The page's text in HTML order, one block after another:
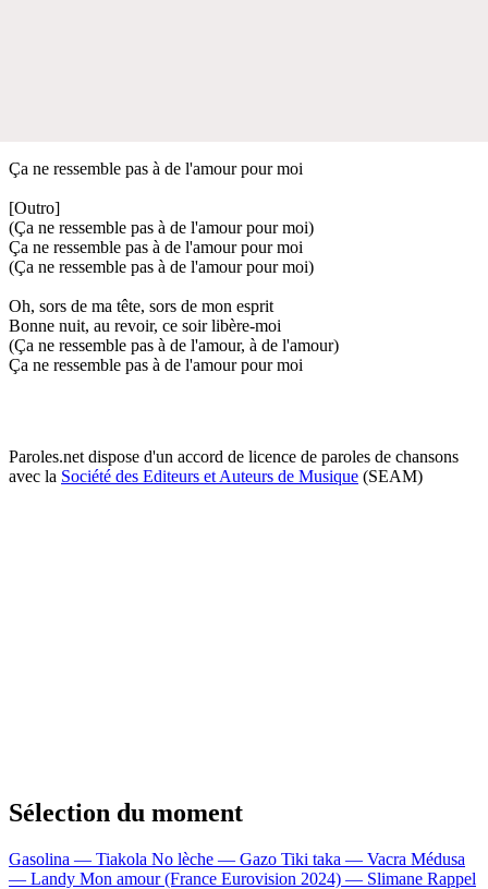
Ça ne ressemble pas à de l'amour pour moi
[Outro]
(Ça ne ressemble pas à de l'amour pour moi)
Ça ne ressemble pas à de l'amour pour moi
(Ça ne ressemble pas à de l'amour pour moi)
Oh, sors de ma tête, sors de mon esprit
Bonne nuit, au revoir, ce soir libère-moi
(Ça ne ressemble pas à de l'amour, à de l'amour)
Ça ne ressemble pas à de l'amour pour moi
Paroles.net dispose d'un accord de licence de paroles de chansons
avec la Société des Editeurs et Auteurs de Musique (SEAM)
Sélection du moment
Gasolina — Tiakola No lèche — Gazo Tiki taka — Vacra Médusa
— Landy Mon amour (France Eurovision 2024) — Slimane Rappel